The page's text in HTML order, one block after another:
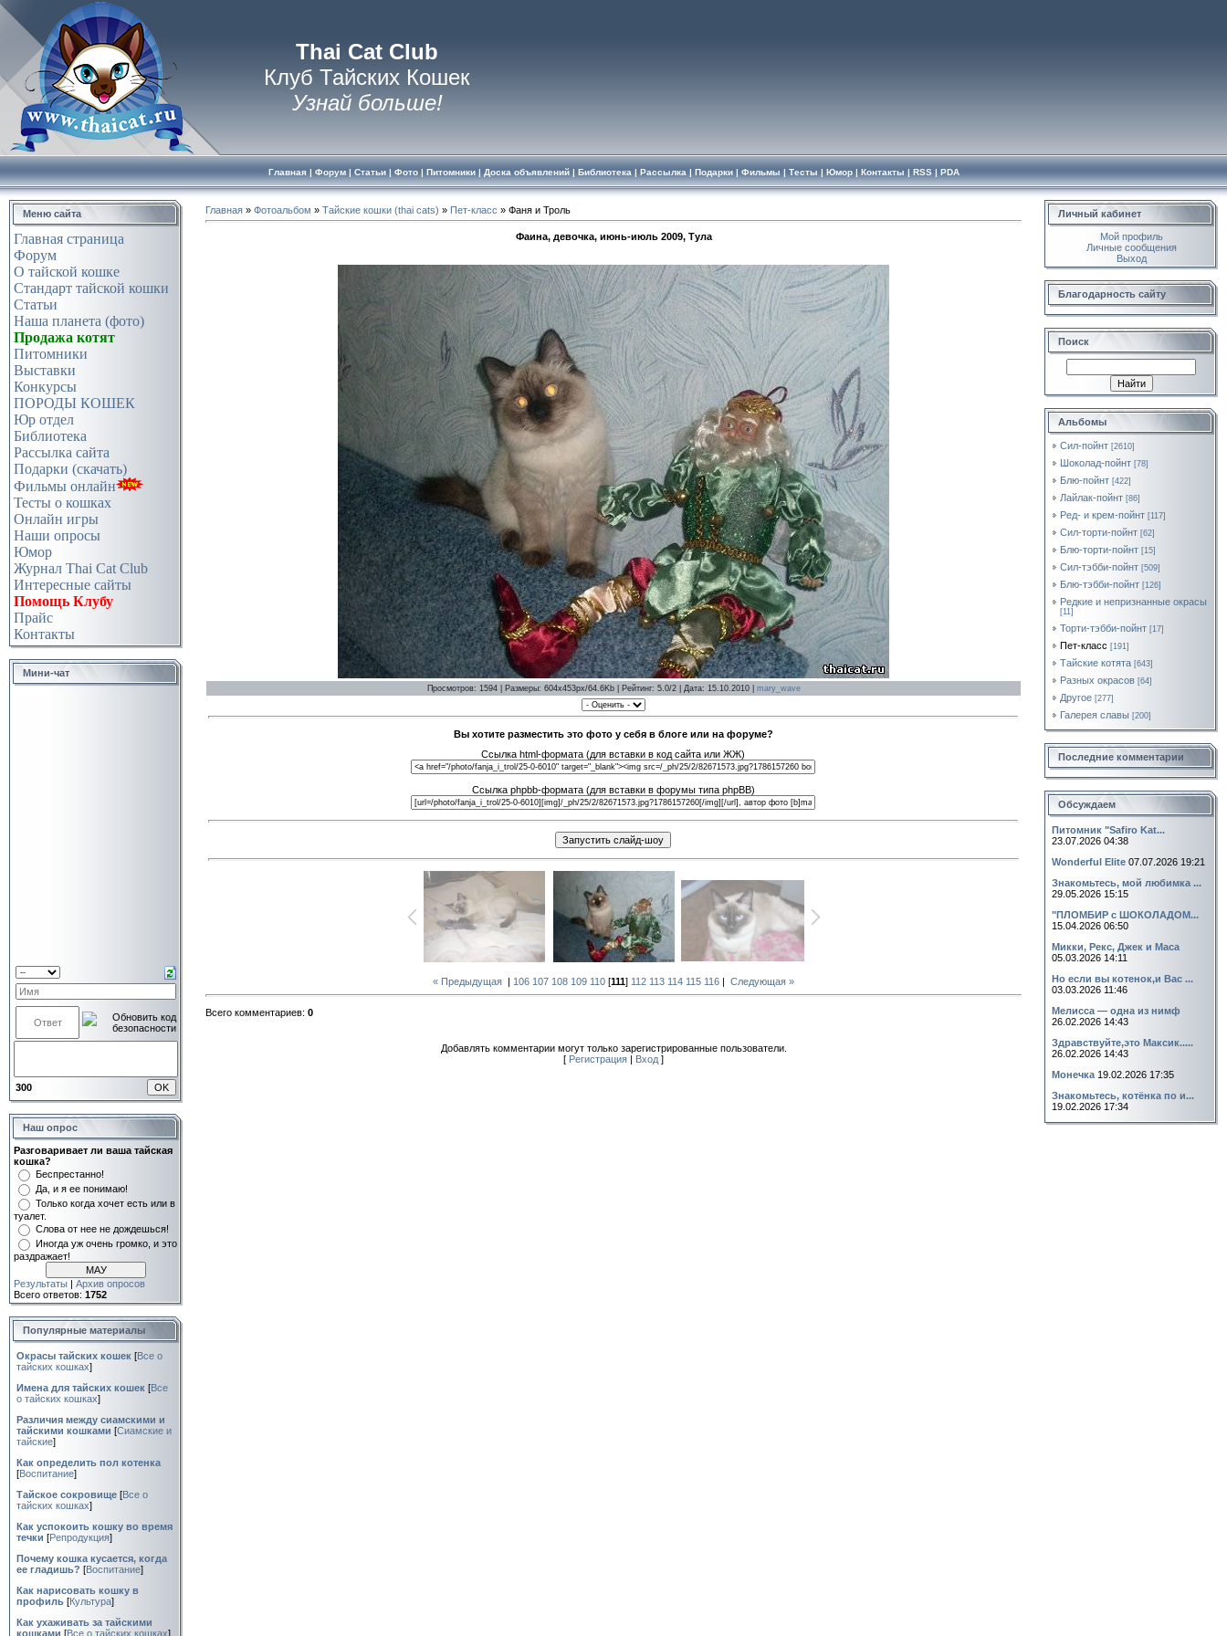
Thai Cat Club
Клуб Тайских Кошек
Узнай больше!
Главная| Форум| Статьи| Фото| Питомники| Доска объявлений| Библиотека | Рассылка | Подарки| Фильмы | Тесты | Юмор| Контакты | RSS| PDA
Меню сайта
Главная страница
Форум
О тайской кошке
Стандарт тайской кошки
Статьи
Наша планета (фото)
Продажа котят
Питомники
Выставки
Конкурсы
ПОРОДЫ КОШЕК
Юр отдел
Библиотека
Рассылка сайта
Подарки (скачать)
Фильмы онлайн
Тесты о кошках
Онлайн игры
Наши опросы
Юмор
Журнал Thai Cat Club
Интересные сайты
Помощь Клубу
Прайс
Контакты
Мини-чат
300
Наш опрос
Разговаривает ли ваша тайская
кошка?
Беспрестанно!
Да, и я ее понимаю!
Только когда хочет есть или в
туалет.
Слова от нее не дождешься!
Иногда уж очень громко, и это
раздражает!
Результаты | Архив опросов
Всего ответов: 1752
Популярные материалы
Окрасы тайских кошек [Все о
тайских кошках]
Имена для тайских кошек [Все
о тайских кошках]
Различия между сиамскими и
тайскими кошками [Сиамские и
тайские]
Как определить пол котенка
[Воспитание]
Тайское сокровище [Все о
тайских кошках]
Как успокоить кошку во время
течки [Репродукция]
Почему кошка кусается, когда
ее гладишь? [Воспитание]
Как нарисовать кошку в
профиль [Культура]
Как ухаживать за тайскими
кошками [Все о тайских кошках]
Главная » Фотоальбом » Тайские кошки (thai cats) » Пет-класс » Фаня и Троль
Фаина, девочка, июнь-июль 2009, Тула
Просмотров: 1594 | Размеры: 604x453px/64.6Kb | Рейтинг: 5.0/2 | Дата: 15.10.2010 | mary_wave
Вы хотите разместить это фото у себя в блоге или на форуме?
Ссылка html-формата (для вставки в код сайта или ЖЖ)
Ссылка phpbb-формата (для вставки в форумы типа phpBB)
« Предыдущая | 106 107 108 109 110 [111] 112 113 114 115 116 | Следующая »
Всего комментариев: 0
Добавлять комментарии могут только зарегистрированные пользователи.
[ Регистрация Вход ]
Личный кабинет
Мой профиль
Личные сообщения
Выход
Благодарность сайту
Поиск
Альбомы
Сил-пойнт [2610]
Шоколад-пойнт [78]
Блю-пойнт [422]
Лайлак-пойнт [86]
Ред- и крем-пойнт [117]
Сил-торти-пойнт [62]
Блю-торти-пойнт [15]
Сил-тэбби-пойнт [509]
Блю-тэбби-пойнт [126]
Редкие и непризнанные окрасы
[11]
Торти-тэбби-пойнт [17]
Пет-класс [191]
Тайские котята [643]
Разных окрасов [64]
Другое [277]
Галерея славы [200]
Последние комментарии
Обсуждаем
Питомник "Safiro Kat...
23.07.2026 04:38
Wonderful Elite 07.07.2026 19:21
Знакомьтесь, мой любимка ...
29.05.2026 15:15
"ПЛОМБИР с ШОКОЛАДОМ...
15.04.2026 06:50
Микки, Рекс, Джек и Маса
05.03.2026 14:11
Но если вы котенок,и Вас ...
03.03.2026 11:46
Мелисса — одна из нимф
26.02.2026 14:43
Здравствуйте,это Максик.....
26.02.2026 14:43
Монечка 19.02.2026 17:35
Знакомьтесь, котёнка по и...
19.02.2026 17:34